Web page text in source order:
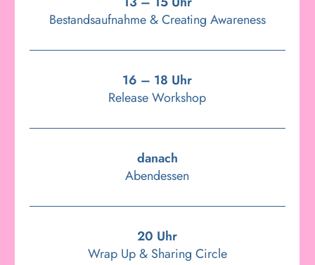
Bestandsaufnahme & Creating Awareness
16 – 18 Uhr
Release Workshop
danach
Abendessen
20 Uhr
Wrap Up & Sharing Circle